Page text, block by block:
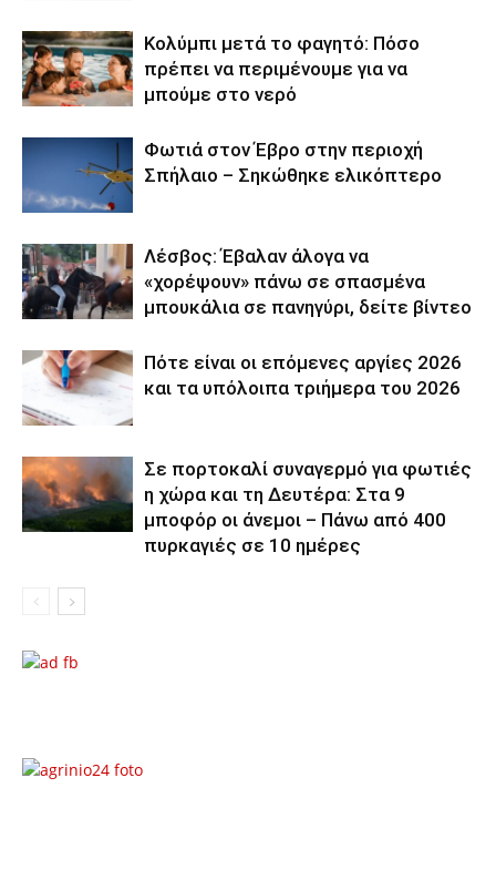
Κολύμπι μετά το φαγητό: Πόσο
πρέπει να περιμένουμε για να
μπούμε στο νερό
Φωτιά στον Έβρο στην περιοχή
Σπήλαιο – Σηκώθηκε ελικόπτερο
Λέσβος: Έβαλαν άλογα να
«χορέψουν» πάνω σε σπασμένα
μπουκάλια σε πανηγύρι, δείτε βίντεο
Πότε είναι οι επόμενες αργίες 2026
και τα υπόλοιπα τριήμερα του 2026
Σε πορτοκαλί συναγερμό για φωτιές
η χώρα και τη Δευτέρα: Στα 9
μποφόρ οι άνεμοι – Πάνω από 400
πυρκαγιές σε 10 ημέρες